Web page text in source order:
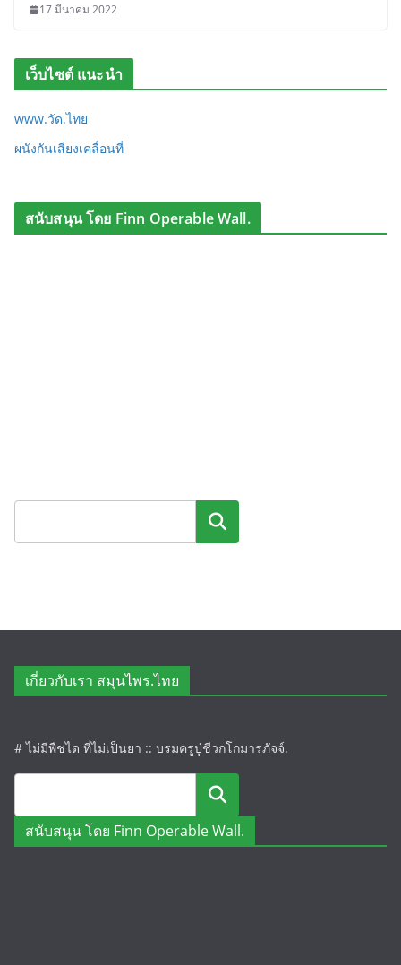
17 มีนาคม 2022
เว็บไซต์ แนะนำ
www.วัด.ไทย
ผนังกันเสียงเคลื่อนที่
สนับสนุน โดย Finn Operable Wall.
ค้นหา
เกี่ยวกับเรา สมุนไพร.ไทย
# ไม่มีพืชได ที่ไม่เป็นยา :: บรมครูปู่ชีวกโกมารภัจจ์.
ค้นหา
สนับสนุน โดย Finn Operable Wall.